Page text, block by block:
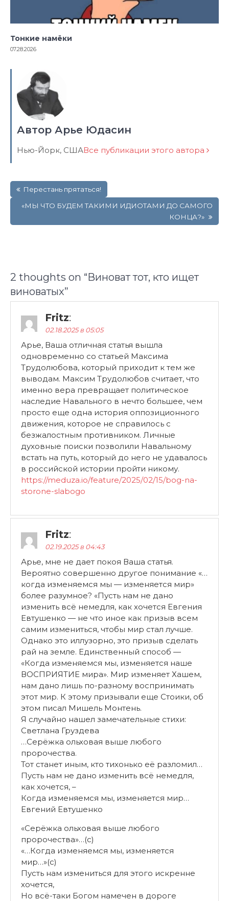
Тонкие намёки
07.28.2026
Автор Арье Юдасин
Нью-Йорк, СШАВсе публикации этого автора
по
записям
Перестань прятаться!
«МЫ ЧТО БУДЕМ ТАКИМИ ИДИОТАМИ ДО САМОГО
КОНЦА?»
2 thoughts on “Виноват тот, кто ищет
виноватых”
Fritz:
02.18.2025 в 05:05
Арье, Ваша отличная статья вышла
одновременно со статьей Максима
Трудолюбова, который приходит к тем же
выводам. Максим Трудолюбов считает, что
именно вера превращает политическое
наследие Навального в нечто большее, чем
просто еще одна история оппозиционного
движения, которое не справилось с
безжалостным противником. Личные
духовные поиски позволили Навальному
встать на путь, который до него не удавалось
в российской истории пройти никому.
https://meduza.io/feature/2025/02/15/bog-na-
storone-slabogo
Fritz:
02.19.2025 в 04:43
Арье, мне не дает покоя Ваша статья.
Вероятно совершенно другое понимание «…
когда изменяемся мы — изменяется мир»
более разумное? «Пусть нам не дано
изменить всё немедля, как хочется Евгения
Евтушенко — не что иное как призыв всем
самим измениться, чтобы мир стал лучше.
Однако это иллузорно, это призыв сделать
рай на земле. Единственный способ —
«Когда изменяемся мы, изменяется наше
ВОСПРИЯТИЕ мира». Мир изменяет Хашем,
нам дано лишь по-разному воспринимать
этот мир. К этому призывали еще Стоики, об
этом писал Мишель Монтень.
Я случайно нашел замечательные стихи:
Светлана Груздева
…Серёжка ольховая выше любого
пророчества.
Тот станет иным, кто тихонько её разломил…
Пусть нам не дано изменить всё немедля,
как хочется, –
Когда изменяемся мы, изменяется мир…
Евгений Евтушенко
«Серёжка ольховая выше любого
пророчества»…(с)
«…Когда изменяемся мы, изменяется
мир…»(с)
Пусть нам измениться для этого искренне
хочется,
Но всё-таки Богом намечен в дороге